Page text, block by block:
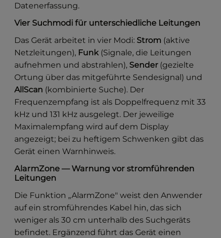
Datenerfassung.
Vier Suchmodi für unterschiedliche Leitungen
Das Gerät arbeitet in vier Modi: Strom (aktive
Netzleitungen), Funk (Signale, die Leitungen
aufnehmen und abstrahlen), Sender(gezielte
Ortung über das mitgeführte Sendesignal) und
AllScan (kombinierte Suche). Der
Frequenzempfang ist als Doppelfrequenz mit 33
kHz und 131 kHz ausgelegt. Der jeweilige
Maximalempfang wird auf dem Display
angezeigt; bei zu heftigem Schwenken gibt das
Gerät einen Warnhinweis.
AlarmZone — Warnung vor stromführenden
Leitungen
Die Funktion „AlarmZone" weist den Anwender
auf ein stromführendes Kabel hin, das sich
weniger als 30 cm unterhalb des Suchgeräts
befindet. Ergänzend führt das Gerät einen